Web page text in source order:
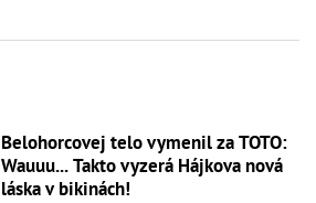
Belohorcovej telo vymenil za TOTO:
Wauuu... Takto vyzerá Hájkova nová
láska v bikinách!